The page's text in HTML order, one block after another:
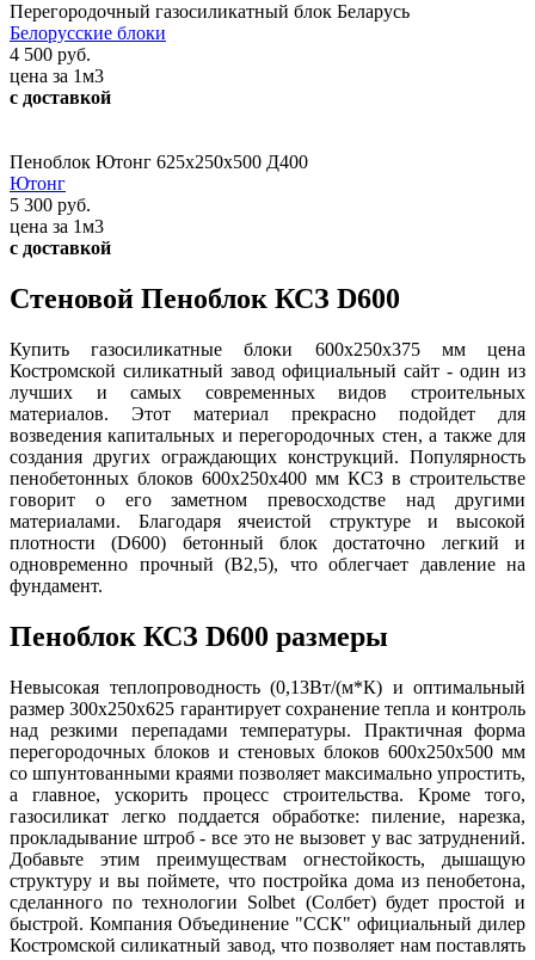
Перегородочный газосиликатный блок Беларусь
Белорусские блоки
4 500 руб.
цена за 1м3
с доставкой
Пеноблок Ютонг 625х250х500 Д400
Ютонг
5 300 руб.
цена за 1м3
с доставкой
Стеновой Пеноблок КСЗ D600
Купить газосиликатные блоки 600х250х375 мм цена
Костромской силикатный завод официальный сайт - один из
лучших и самых современных видов строительных
материалов. Этот материал прекрасно подойдет для
возведения капитальных и перегородочных стен, а также для
создания других ограждающих конструкций. Популярность
пенобетонных блоков 600х250х400 мм КСЗ в строительстве
говорит о его заметном превосходстве над другими
материалами. Благодаря ячеистой структуре и высокой
плотности (D600) бетонный блок достаточно легкий и
одновременно прочный (В2,5), что облегчает давление на
фундамент.
Пеноблок КСЗ D600 размеры
Невысокая теплопроводность (0,13Вт/(м*К) и оптимальный
размер 300х250х625 гарантирует сохранение тепла и контроль
над резкими перепадами температуры. Практичная форма
перегородочных блоков и стеновых блоков 600х250х500 мм
со шпунтованными краями позволяет максимально упростить,
а главное, ускорить процесс строительства. Кроме того,
газосиликат легко поддается обработке: пиление, нарезка,
прокладывание штроб - все это не вызовет у вас затруднений.
Добавьте этим преимуществам огнестойкость, дышащую
структуру и вы поймете, что постройка дома из пенобетона,
сделанного по технологии Solbet (Солбет) будет простой и
быстрой. Компания Объединение "ССК" официальный дилер
Костромской силикатный завод, что позволяет нам поставлять